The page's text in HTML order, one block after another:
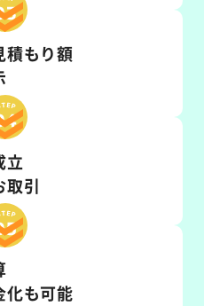
積もり額
立
取引
化も可能